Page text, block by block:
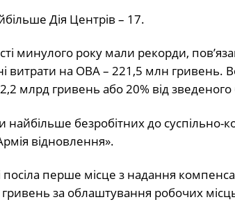
Дія Центрів – 17.
минулого року мали рекорди,
витрати на ОВА – 221,5 млн гривень.
млрд гривень або 20% від зведеного
найбільше безробітних до суспільно-
відновлення».
перше місце з надання
за облаштування робочих